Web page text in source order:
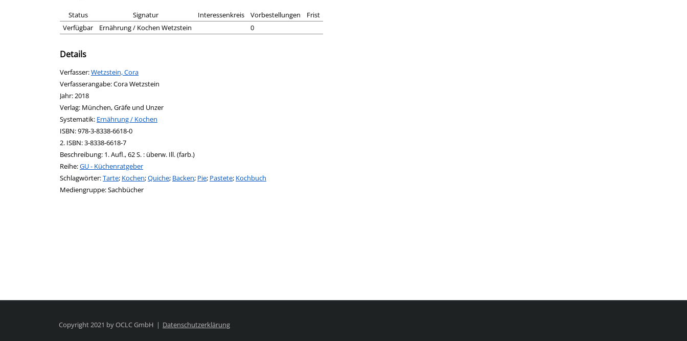
Status Signatur Interessenkreis Vorbestellungen
Frist
Verfügbar
Ernährung / Kochen Wetzstein 0
Details
Verfasser:Suche nach diesem Verfasser
Wetzstein, Cora
Verfasserangabe:Cora Wetzstein
Jahr:2018
Verlag: München, Gräfe und Unzer
opens in new tab
Diesen Link in neuem Tab öffnen
Systematik: Suche nach dieser Systematik
Ernährung / Kochen
Suche nach diesem Interessenskreis
ISBN:978-3-8338-6618-0
2. ISBN:3-8338-6618-7
Beschreibung: 1. Aufl., 62 S. : überw. Ill. (farb.)
Reihe:GU - Küchenratgeber
Schlagwörter:Tarte; Kochen;Quiche; Backen; Pie; Pastete; Kochbuch
Suche nach dieser Beteiligten Person
Mediengruppe:Sachbücher
Copyright 2021 by OCLC GmbH Datenschutzerklärung